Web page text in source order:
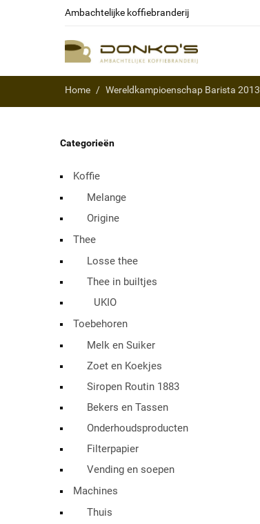
Ambachtelijke koffiebranderij
Home Wereldkampioenschap Barista 2013
Categorieën
Koffie
Melange
Origine
Thee
Losse thee
Thee in builtjes
UKIO
Toebehoren
Melk en Suiker
Zoet en Koekjes
Siropen Routin 1883
Bekers en Tassen
Onderhoudsproducten
Filterpapier
Vending en soepen
Machines
Thuis